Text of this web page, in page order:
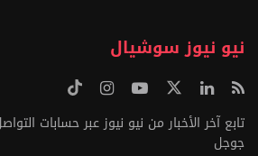
نيو نيوز سوشيال
تابع آخر الأخبار من نيو نيوز عبر حسابات
جوجل